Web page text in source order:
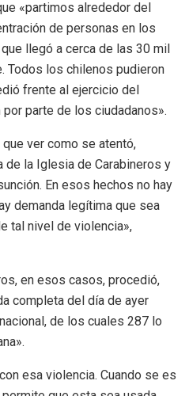
«partimos alrededor del
de personas en los
llegó a cerca de las 30 mil
Todos los chilenos pudieron
frente al ejercicio del
parte de los ciudadanos».
ver como se atentó,
de la Iglesia de Carabineros y
En esos hechos no hay
demanda legítima que sea
tal nivel de violencia»,
en esos casos, procedió,
completa del día de ayer
de los cuales 287 lo
esa violencia. Cuando se es